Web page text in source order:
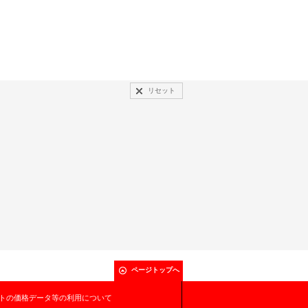
リセット
ページトップへ
の価格データ等の利用について